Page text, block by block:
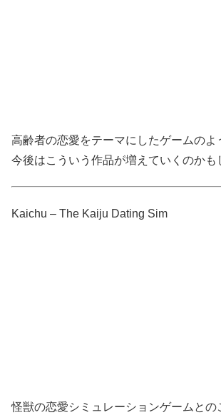
高齢者の恋愛をテーマにしたゲームのよ
今後はこういう作品が増えていくのかも
Kaichu – The Kaiju Dating Sim
怪獣の恋愛シミュレーションゲームとの